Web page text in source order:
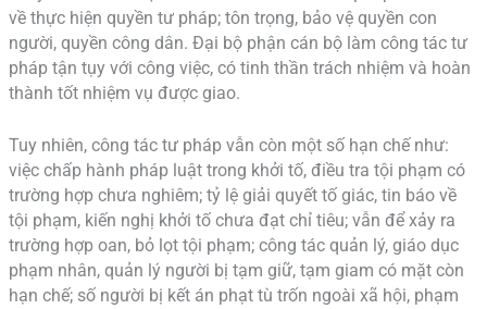
về thực hiện quyền tư pháp; tôn trọng, bảo vệ quyền con
người, quyền công dân. Đại bộ phận cán bộ làm công tác tư
pháp tận tụy với công việc, có tinh thần trách nhiệm và hoàn
thành tốt nhiệm vụ được giao.
Tuy nhiên, công tác tư pháp vẫn còn một số hạn chế như:
việc chấp hành pháp luật trong khởi tố, điều tra tội phạm có
trường hợp chưa nghiêm; tỷ lệ giải quyết tố giác, tin báo về
tội phạm, kiến nghị khởi tố chưa đạt chỉ tiêu; vẫn để xảy ra
trường hợp oan, bỏ lọt tội phạm; công tác quản lý, giáo dục
phạm nhân, quản lý người bị tạm giữ, tạm giam có mặt còn
hạn chế; số người bị kết án phạt tù trốn ngoài xã hội, phạm